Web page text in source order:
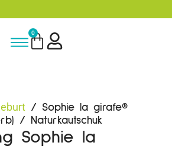
0
/ Sophie la girafe®
/ Naturkautschuk
Sophie la